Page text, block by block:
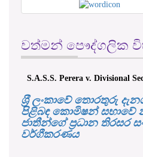
v. Divisional Secre...
ශ‍්‍රී ලංකාවේ තොරතුරු
ජාතීන්ගේ ප්‍රධාන තිරසර
වර්ගීකරණය